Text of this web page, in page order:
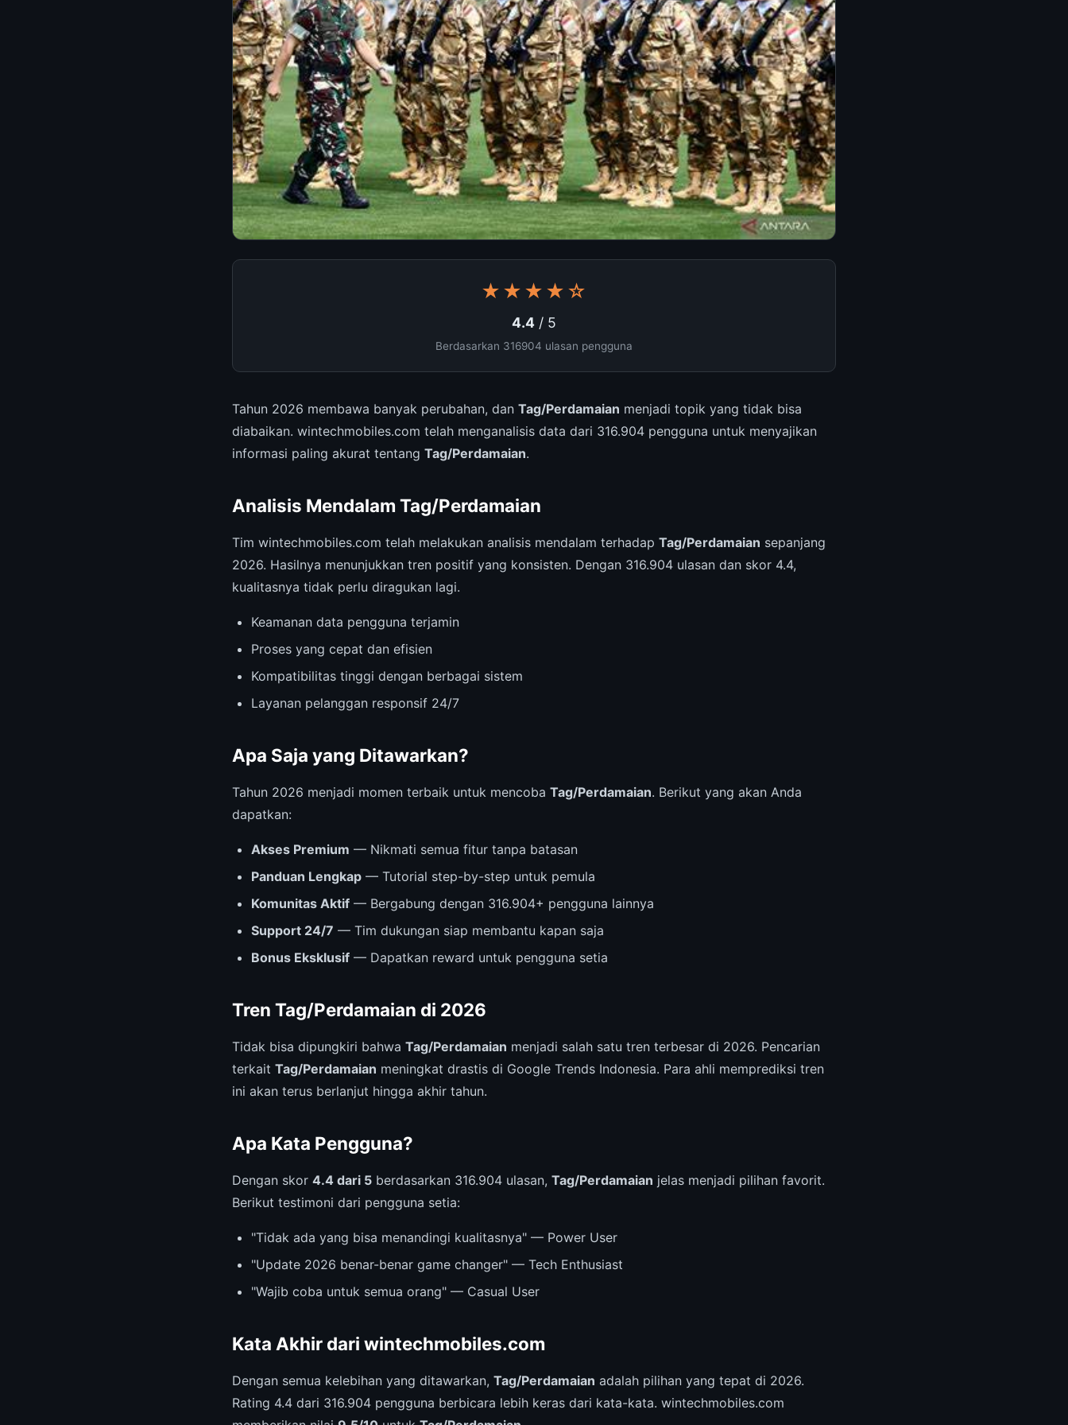
★★★★☆
4.4 / 5
Berdasarkan 316904 ulasan pengguna
Tahun 2026 membawa banyak perubahan, dan Tag/Perdamaian menjadi topik yang tidak bisa
diabaikan. wintechmobiles.com telah menganalisis data dari 316.904 pengguna untuk menyajikan
informasi paling akurat tentang Tag/Perdamaian.
Analisis Mendalam Tag/Perdamaian
Tim wintechmobiles.com telah melakukan analisis mendalam terhadap Tag/Perdamaian sepanjang
2026. Hasilnya menunjukkan tren positif yang konsisten. Dengan 316.904 ulasan dan skor 4.4,
kualitasnya tidak perlu diragukan lagi.
Keamanan data pengguna terjamin
Proses yang cepat dan efisien
Kompatibilitas tinggi dengan berbagai sistem
Layanan pelanggan responsif 24/7
Apa Saja yang Ditawarkan?
Tahun 2026 menjadi momen terbaik untuk mencoba Tag/Perdamaian. Berikut yang akan Anda
dapatkan:
Akses Premium — Nikmati semua fitur tanpa batasan
Panduan Lengkap — Tutorial step-by-step untuk pemula
Komunitas Aktif — Bergabung dengan 316.904+ pengguna lainnya
Support 24/7 — Tim dukungan siap membantu kapan saja
Bonus Eksklusif — Dapatkan reward untuk pengguna setia
Tren Tag/Perdamaian di 2026
Tidak bisa dipungkiri bahwa Tag/Perdamaian menjadi salah satu tren terbesar di 2026. Pencarian
terkait Tag/Perdamaian meningkat drastis di Google Trends Indonesia. Para ahli memprediksi tren
ini akan terus berlanjut hingga akhir tahun.
Apa Kata Pengguna?
Dengan skor 4.4 dari 5 berdasarkan 316.904 ulasan, Tag/Perdamaian jelas menjadi pilihan favorit.
Berikut testimoni dari pengguna setia:
"Tidak ada yang bisa menandingi kualitasnya" — Power User
"Update 2026 benar-benar game changer" — Tech Enthusiast
"Wajib coba untuk semua orang" — Casual User
Kata Akhir dari wintechmobiles.com
Dengan semua kelebihan yang ditawarkan, Tag/Perdamaian adalah pilihan yang tepat di 2026.
Rating 4.4 dari 316.904 pengguna berbicara lebih keras dari kata-kata. wintechmobiles.com